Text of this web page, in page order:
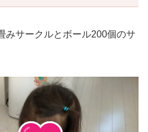
みサークルとボール200個のサ